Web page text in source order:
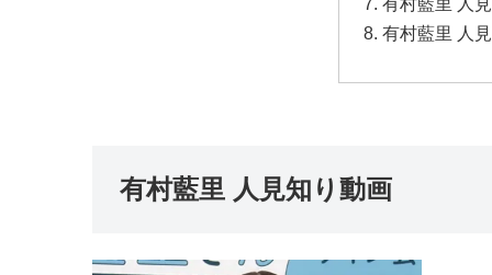
有村藍里 人
有村藍里 人見知り動画